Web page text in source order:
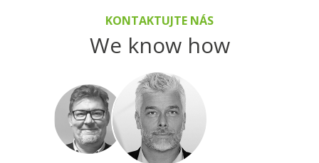
KONTAKTUJTE NÁS
We know how